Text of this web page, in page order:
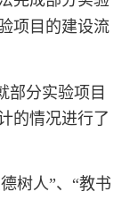
项目的建设流
部分实验项目
的情况进行了
树人”、“教书